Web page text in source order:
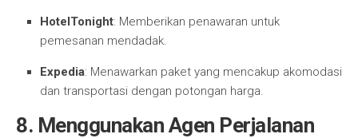
HotelTonight: Memberikan penawaran untuk
pemesanan mendadak.
Expedia: Menawarkan paket yang mencakup akomodasi
dan transportasi dengan potongan harga.
8. Menggunakan Agen Perjalanan